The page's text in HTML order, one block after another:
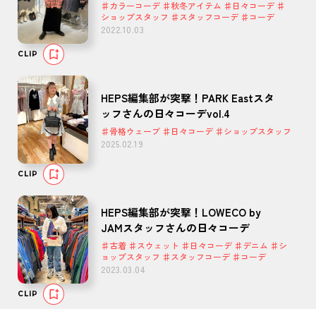
♯カラーコーデ ♯秋冬アイテム ♯日々コーデ ♯
ショップスタッフ ♯スタッフコーデ ♯コーデ
2022.10.03
CLIP
HEPS編集部が突撃！PARK Eastスタ
ッフさんの日々コーデvol.4
♯骨格ウェーブ ♯日々コーデ ♯ショップスタッフ
2025.02.19
CLIP
HEPS編集部が突撃！LOWECO by
JAMスタッフさんの日々コーデ
♯古着 ♯スウェット ♯日々コーデ ♯デニム ♯シ
ョップスタッフ ♯スタッフコーデ ♯コーデ
2023.03.04
CLIP